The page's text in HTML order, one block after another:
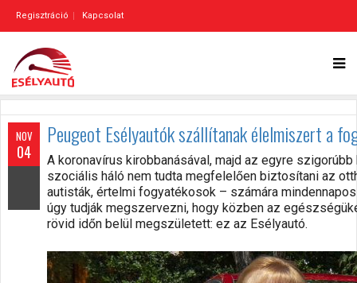
Regisztráció Kapcsolat
NOV
04
Peugeot Esélyautók szállítanak élelmiszert a
A koronavírus kirobbanásával, majd az egyre
szociális háló nem tudta megfelelően biztosítani az
autisták, értelmi fogyatékosok – számára
úgy tudják megszervezni, hogy közben az
rövid időn belül megszületett: ez az Esélyautó.